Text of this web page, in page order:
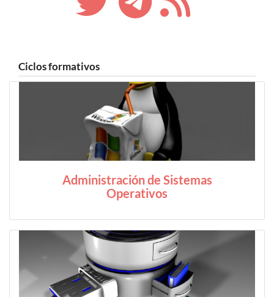
Ciclos formativos
Administración de Sistemas
Operativos